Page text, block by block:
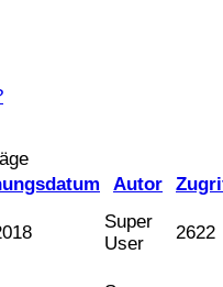
Autor
Super
User
2622